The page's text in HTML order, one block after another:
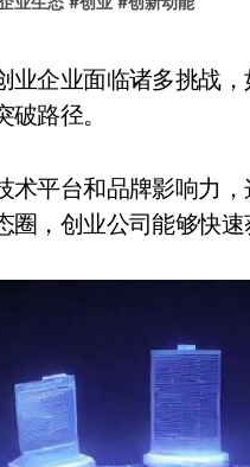
路径。
术平台和品牌影响力
，创业公司能够快速